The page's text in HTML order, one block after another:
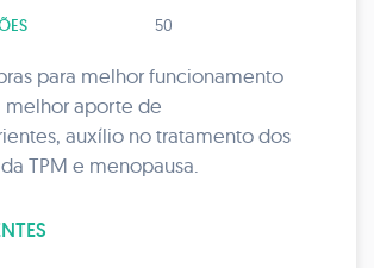
50
para melhor funcionamento
melhor aporte de
auxílio no tratamento dos
TPM e menopausa.